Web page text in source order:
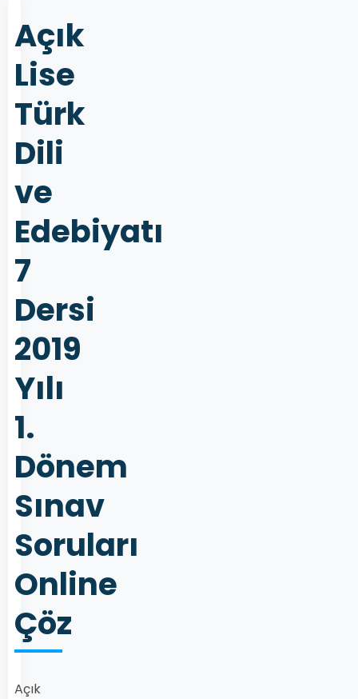
Açık
Lise
Türk
Dili
ve
Edebiyatı
7
Dersi
2019
Yılı
1.
Dönem
Sınav
Soruları
Online
Çöz
Açık